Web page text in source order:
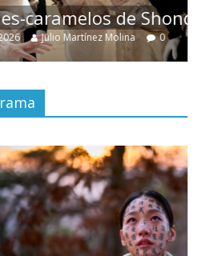
de Shondaland
Molina 0